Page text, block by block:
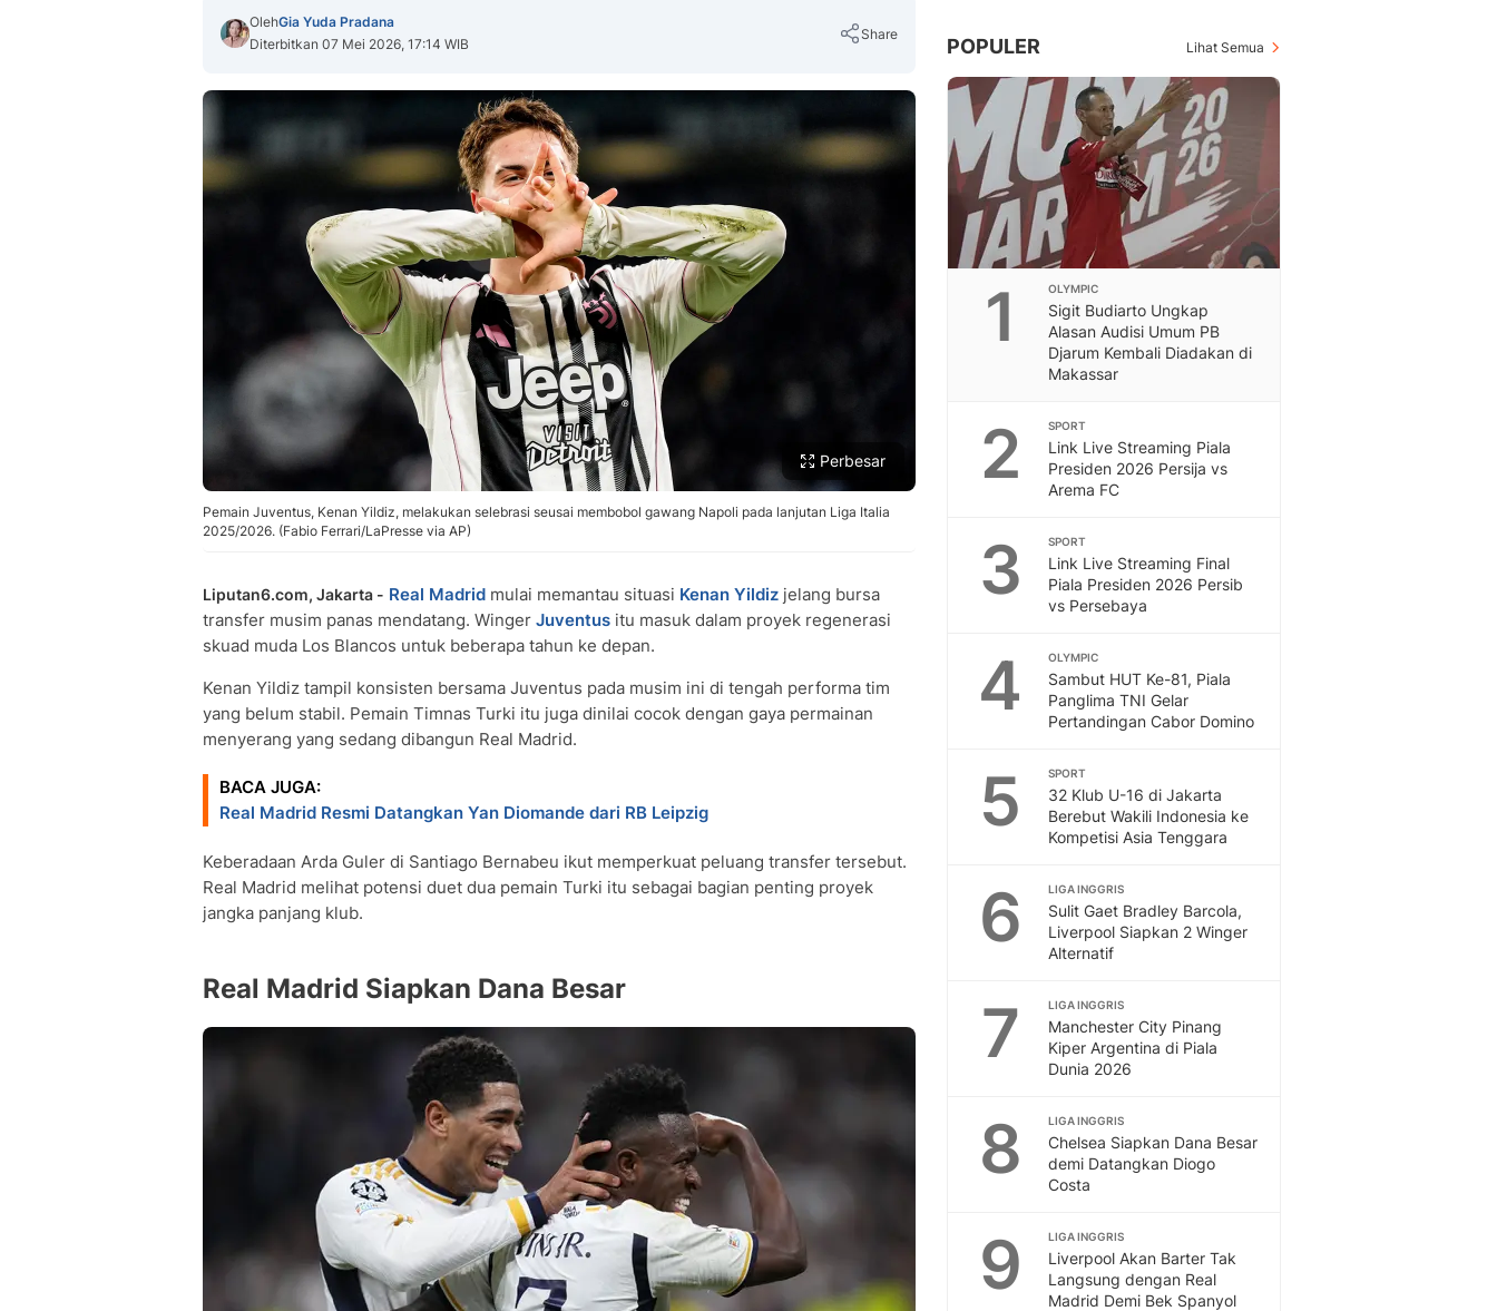
OlehGia Yuda Pradana
Diterbitkan 07 Mei 2026, 17:14 WIB
Share
Perbesar
Pemain Juventus, Kenan Yildiz, melakukan selebrasi seusai membobol gawang Napoli pada lanjutan Liga Italia
2025/2026. (Fabio Ferrari/LaPresse via AP)
Liputan6.com, Jakarta - Real Madrid mulai memantau situasi Kenan Yildiz jelang bursa
transfer musim panas mendatang. Winger Juventus itu masuk dalam proyek regenerasi
skuad muda Los Blancos untuk beberapa tahun ke depan.
Kenan Yildiz tampil konsisten bersama Juventus pada musim ini di tengah performa tim
yang belum stabil. Pemain Timnas Turki itu juga dinilai cocok dengan gaya permainan
menyerang yang sedang dibangun Real Madrid.
BACA JUGA:
Real Madrid Resmi Datangkan Yan Diomande dari RB Leipzig
Keberadaan Arda Guler di Santiago Bernabeu ikut memperkuat peluang transfer tersebut.
Real Madrid melihat potensi duet dua pemain Turki itu sebagai bagian penting proyek
jangka panjang klub.
Real Madrid Siapkan Dana Besar
POPULER Lihat Semua
1 OLYMPIC
Sigit Budiarto Ungkap
Alasan Audisi Umum PB
Djarum Kembali Diadakan di
Makassar
2 SPORT
Link Live Streaming Piala
Presiden 2026 Persija vs
Arema FC
3 SPORT
Link Live Streaming Final
Piala Presiden 2026 Persib
vs Persebaya
4 OLYMPIC
Sambut HUT Ke-81, Piala
Panglima TNI Gelar
Pertandingan Cabor Domino
5 SPORT
32 Klub U-16 di Jakarta
Berebut Wakili Indonesia ke
Kompetisi Asia Tenggara
6 LIGA INGGRIS
Sulit Gaet Bradley Barcola,
Liverpool Siapkan 2 Winger
Alternatif
7 LIGA INGGRIS
Manchester City Pinang
Kiper Argentina di Piala
Dunia 2026
8 LIGA INGGRIS
Chelsea Siapkan Dana Besar
demi Datangkan Diogo
Costa
9 LIGA INGGRIS
Liverpool Akan Barter Tak
Langsung dengan Real
Madrid Demi Bek Spanyol